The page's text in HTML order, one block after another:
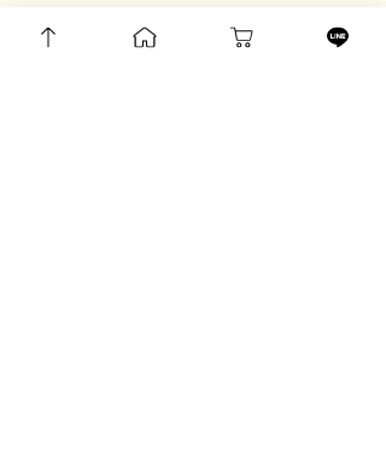
欲しいものリスト